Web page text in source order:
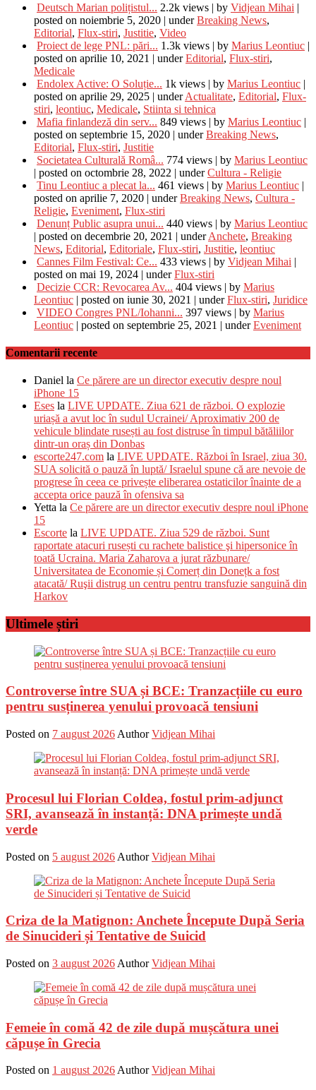
Deutsch Marian polițistul... 2.2k views | by Vidjean Mihai |
posted on noiembrie 5, 2020 | underBreaking News,
Editorial, Flux-stiri, Justitie, Video
Proiect de lege PNL: pări... 1.3k views | by Marius Leontiuc |
posted on aprilie 10, 2021 | underEditorial, Flux-stiri,
Medicale
Endolex Active: O Soluție... 1k views | by Marius Leontiuc |
posted on aprilie 29, 2025 | underActualitate, Editorial, Flux-
stiri, leontiuc, Medicale, Stiinta si tehnica
Mafia finlandeză din serv... 849 views | by Marius Leontiuc |
posted on septembrie 15, 2020 | underBreaking News,
Editorial, Flux-stiri, Justitie
Societatea Culturală Româ... 774 views | by Marius Leontiuc
| posted on octombrie 28, 2022 | underCultura - Religie
Tinu Leontiuc a plecat la... 461 views | by Marius Leontiuc |
posted on aprilie 7, 2020 | underBreaking News, Cultura -
Religie, Eveniment, Flux-stiri
Denunț Public asupra unui... 440 views | by Marius Leontiuc
| posted on decembrie 20, 2021 | underAnchete, Breaking
News, Editorial, Editoriale, Flux-stiri, Justitie, leontiuc
Cannes Film Festival: Ce... 433 views | by Vidjean Mihai |
posted on mai 19, 2024 | underFlux-stiri
Decizie CCR: Revocarea Av... 404 views | by Marius
Leontiuc | posted on iunie 30, 2021 | underFlux-stiri, Juridice
VIDEO Congres PNL/Iohanni... 397 views | by Marius
Leontiuc | posted on septembrie 25, 2021 | underEveniment
Comentarii recente
Daniel la Ce părere are un director executiv despre noul
iPhone 15
Eses la LIVE UPDATE. Ziua 621 de război. O explozie
uriașă a avut loc în sudul Ucrainei/ Aproximativ 200 de
vehicule blindate rusești au fost distruse în timpul bătăliilor
dintr-un oraș din Donbas
escorte247.com la LIVE UPDATE. Război în Israel, ziua 30.
SUA solicită o pauză în luptă/ Israelul spune că are nevoie de
progrese în ceea ce privește eliberarea ostaticilor înainte de a
accepta orice pauză în ofensiva sa
Yetta la Ce părere are un director executiv despre noul iPhone
15
Escorte la LIVE UPDATE. Ziua 529 de război. Sunt
raportate atacuri rusești cu rachete balistice şi hipersonice în
toată Ucraina. Maria Zaharova a jurat răzbunare/
Universitatea de Economie și Comerț din Donețk a fost
atacată/ Ruşii distrug un centru pentru transfuzie sanguină din
Harkov
Ultimele știri
Controverse între SUA și BCE: Tranzacțiile cu euro
pentru susținerea yenului provoacă tensiuni
Posted on 7 august 2026 Author Vidjean Mihai
Procesul lui Florian Coldea, fostul prim-adjunct
SRI, avansează în instanță: DNA primește undă
verde
Posted on 5 august 2026 Author Vidjean Mihai
Criza de la Matignon: Anchete Începute După Seria
de Sinucideri și Tentative de Suicid
Posted on 3 august 2026 Author Vidjean Mihai
Femeie în comă 42 de zile după mușcătura unei
căpușe în Grecia
Posted on 1 august 2026 Author Vidjean Mihai